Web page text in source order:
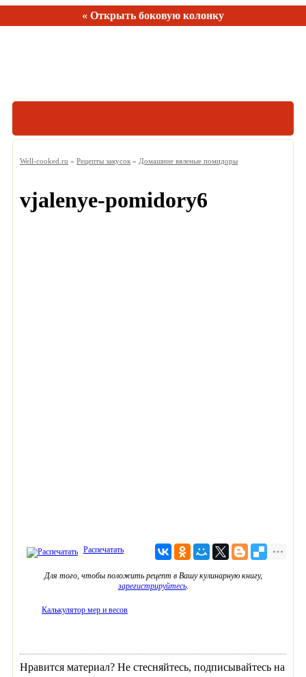
« Открыть боковую колонку
Рецептов:150
Well-cooked.ru » Рецепты закусок » Домашние вяленые помидоры
vjalenye-pomidory6
Распечатать
Для того, чтобы положить рецепт в Вашу кулинарную книгу,
зарегистрируйтесь.
Калькулятор мер и весов
Нравится материал? Не стесняйтесь, подписывайтесь на